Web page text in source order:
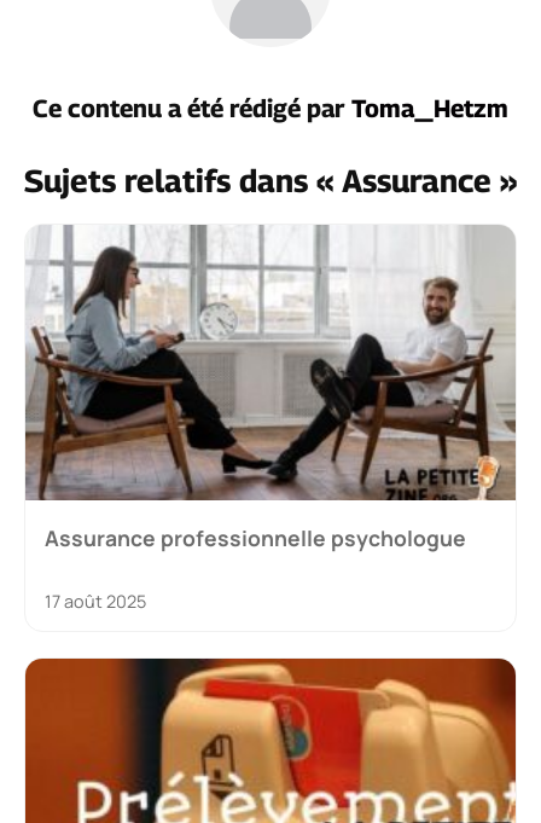
Ce contenu a été rédigé par Toma_Hetzm
Sujets relatifs dans « Assurance »
Assurance professionnelle psychologue
17 août 2025